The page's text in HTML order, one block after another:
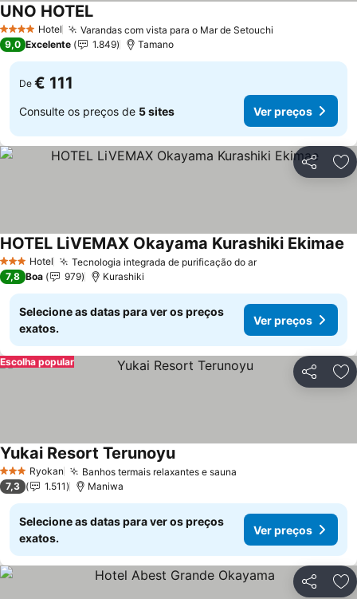
4 EstrelasHotel Varandas com vista para o Mar de Setouchi
UNO HOTELVer preços
9,0 Excelente 1.849 Tamano
De € 111
Consulte os preços de 5 sites Ver preços
Partilhar
3 EstrelasHotel Tecnologia integrada de purificação do arVer preços
HOTEL LiVEMAX Okayama Kurashiki Ekimae
7,8 Boa 979 Kurashiki
Selecione as datas para ver os preços
exatos.
Ver preços
Partilhar
Escolha popular
3 EstrelasRyokan Banhos termais relaxantes e sauna
Yukai Resort TerunoyuVer preços
7,3 1.511 Maniwa
Selecione as datas para ver os preços
exatos.
Ver preços
Partilhar